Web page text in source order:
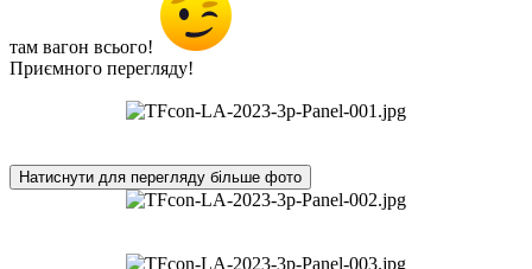
там вагон всього!
Приємного перегляду!
Натиснути для перегляду більше фото